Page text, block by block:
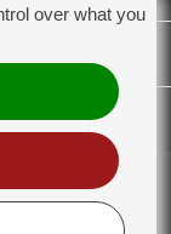
over what you